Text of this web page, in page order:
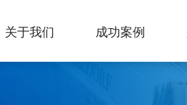
关于我们 成功案例